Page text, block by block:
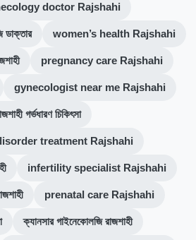
doctor Rajshahi
ডাক্তার women’s health Rajshahi
pregnancy care Rajshahi
gynecologist near me Rajshahi
গর্ভধারণ চিকিৎসা
treatment Rajshahi
infertility specialist Rajshahi
prenatal care Rajshahi
ক্যানসার গাইনেকোলজি রাজশাহী